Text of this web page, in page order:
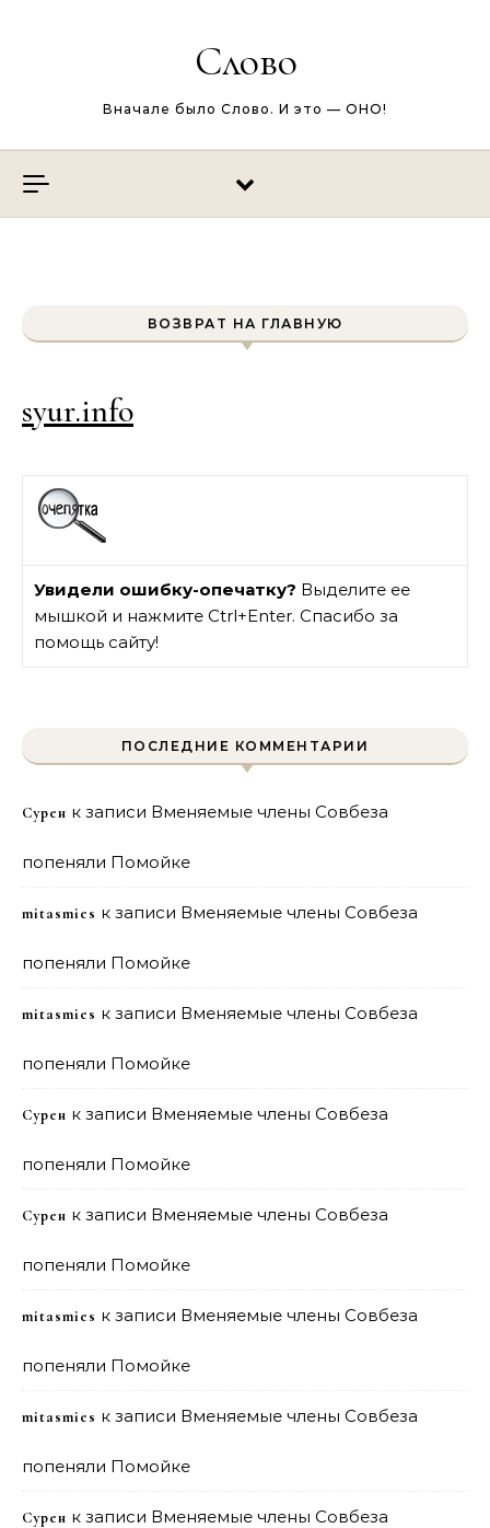
Слово
Вначале было Слово. И это — ОНО!
ВОЗВРАТ НА ГЛАВНУЮ
syur.info
Увидели ошибку-опечатку? Выделите ее
мышкой и нажмите Ctrl+Enter. Спасибо за
помощь сайту!
ПОСЛЕДНИЕ КОММЕНТАРИИ
Сурен к записи Вменяемые члены Совбеза
попеняли Помойке
mitasmies к записи Вменяемые члены Совбеза
попеняли Помойке
mitasmies к записи Вменяемые члены Совбеза
попеняли Помойке
Сурен к записи Вменяемые члены Совбеза
попеняли Помойке
Сурен к записи Вменяемые члены Совбеза
попеняли Помойке
mitasmies к записи Вменяемые члены Совбеза
попеняли Помойке
mitasmies к записи Вменяемые члены Совбеза
попеняли Помойке
Сурен к записи Вменяемые члены Совбеза